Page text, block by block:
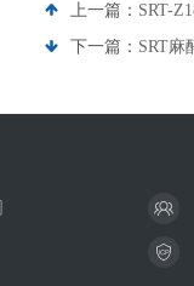
上一篇： SRT-
下一篇： SRT麻